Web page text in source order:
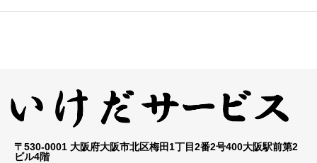
〒530-0001 大阪府大阪市北区梅田1丁目2番2号400大阪駅前第2
ビル4階